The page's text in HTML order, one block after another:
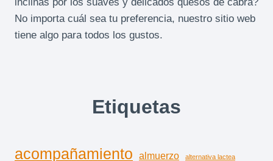
No importa cuál sea tu preferencia, nuestro sitio web
tiene algo para todos los gustos.
Etiquetas
acompañamiento almuerzo alternativa lactea